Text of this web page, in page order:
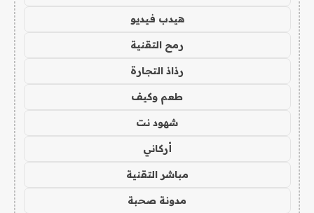
هيدب فيديو
رمح التقنية
رذاذ التجارة
طعم وكيف
شهود نت
أركاني
مباشر التقنية
مدونة صحبة